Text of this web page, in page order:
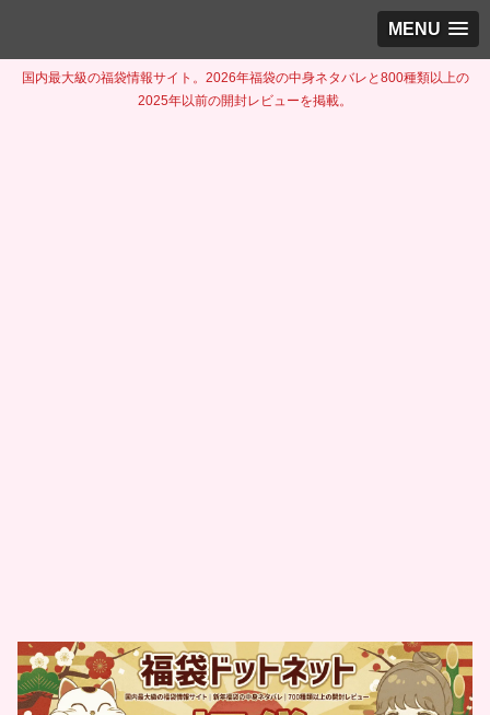
MENU
国内最大級の福袋情報サイト。2026年福袋の中身ネタバレと800種類以上の
2025年以前の開封レビューを掲載。